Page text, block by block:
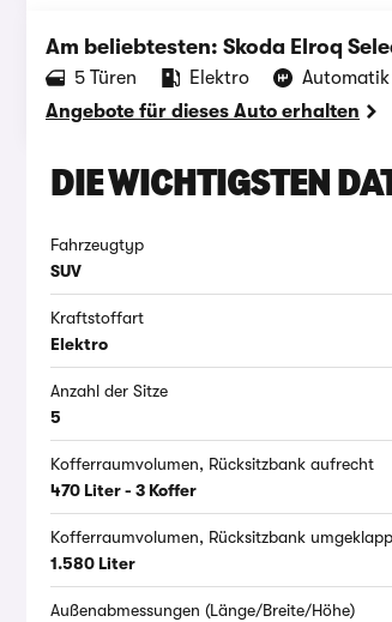
Am beliebtesten: Skoda Elroq
‪5‬ Türen Elektro
Automatik
Angebote für dieses Auto erhalten
DIE WICHTIGSTEN
Fahrzeugtyp
SUV
Kraftstoffart
Elektro
Anzahl der Sitze
5
Kofferraumvolumen, Rücksitzbank aufrecht
470 Liter - 3 Koffer
Kofferraumvolumen, Rücksitzbank
1.580 Liter
Außenabmessungen (Länge/Breite/Höhe)